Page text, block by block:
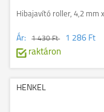
Hibajavító roller, 4,2 mm
Ár: 1 430 Ft
1 286 Ft
raktáron
HENKEL